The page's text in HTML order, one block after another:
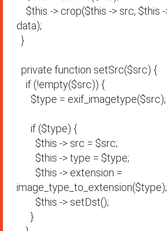
data);
  }
  private function setSrc($src) {
    if (!empty($src)) {
      if ($type) {
image_type_to_extension($type);
      }